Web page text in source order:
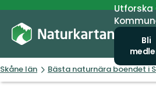
Utforska
Bli
Skåne län Bästa naturnära boendet i